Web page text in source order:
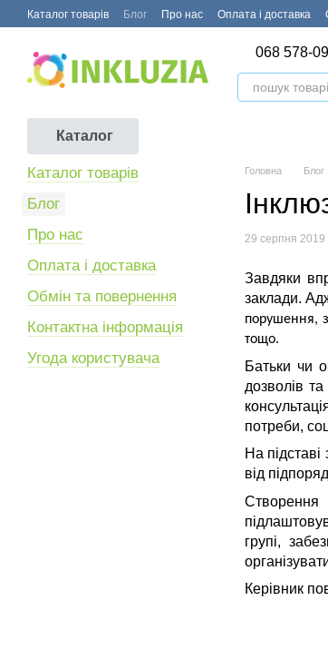
Перейти до основного контенту
Каталог товарів Блог Про нас Оплата і доставка
068 578-
Каталог
Головна Блог
29 серпня 2019
Завдяки
заклади.
порушення,
тощо.
Батьки чи
дозволів
потреби,
На
від
Створення
групі,
Керівник
Каталог товарів
Блог
Про нас
Оплата і доставка
Обмін та повернення
Контактна інформація
Угода користувача